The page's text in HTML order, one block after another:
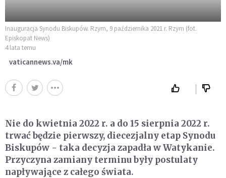
Inauguracja Synodu Biskupów. Rzym, 9 października 2021 r. Rzym (fot.
Episkopat News)
4 lata temu
vaticannews.va/mk
Nie do kwietnia 2022 r. a do 15 sierpnia 2022 r.
trwać będzie pierwszy, diecezjalny etap Synodu
Biskupów - taka decyzja zapadła w Watykanie.
Przyczyna zamiany terminu były postulaty
napływające z całego świata.